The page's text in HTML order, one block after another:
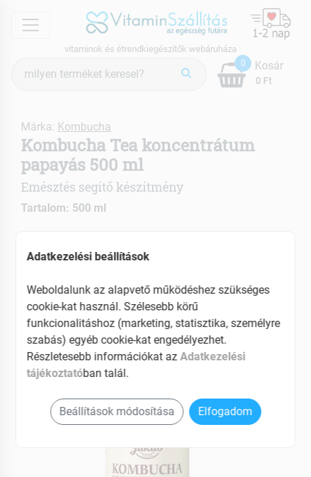
menu
vitaminok és étrendkiegészítők webáruháza
keresés
0
0 Ft
Kosár
Márka: Kombucha
Kombucha Tea koncentrátum
papayás 500 ml
Emésztés segítő készítmény
Tartalom: 500 ml
gátolja a meszesedést
Méregtelenítő hatású
EAN: 5998219301023
Adatkezelési beállítások
Weboldalunk az alapvető működéshez szükséges
cookie-kat használ. Szélesebb körű
funkcionalitáshoz (marketing, statisztika, személyre
szabás) egyéb cookie-kat engedélyezhet.
Részletesebb információkat azAdatkezelési
tájékoztatóban talál.
Beállítások módosítása Elfogadom